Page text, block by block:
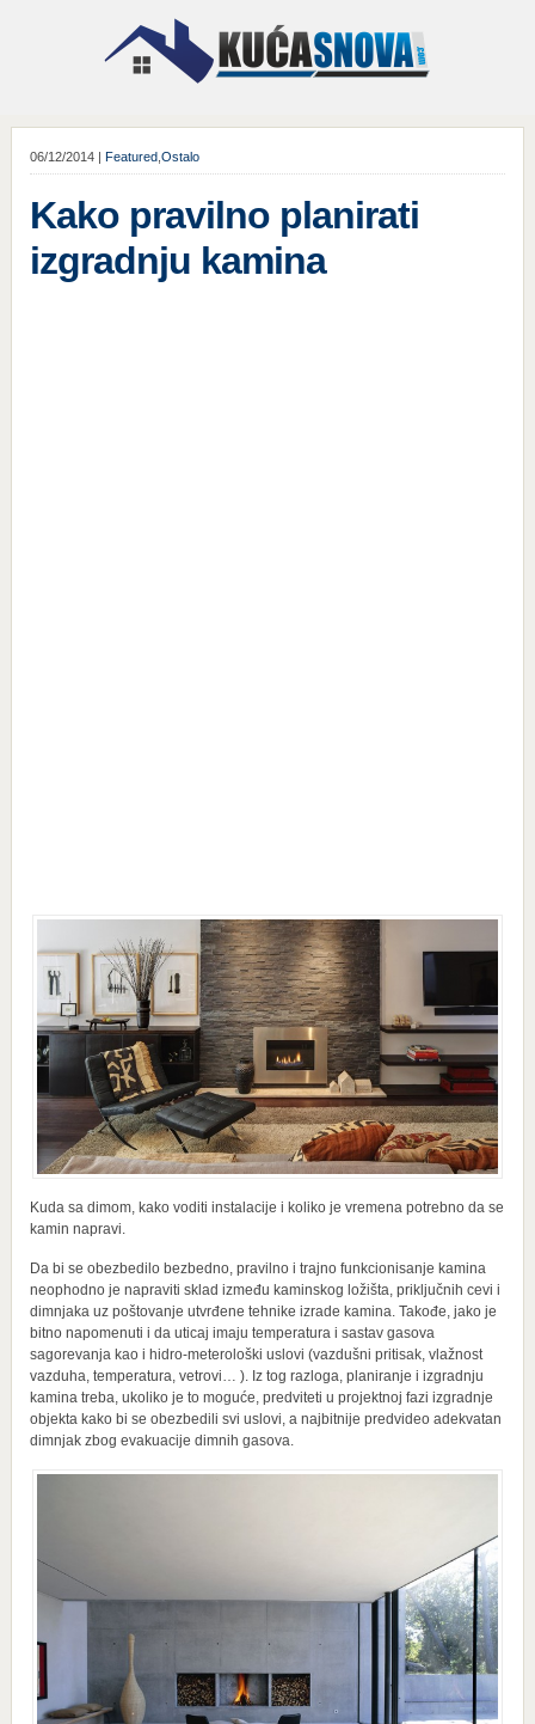
06/12/2014 | Featured, Ostalo
Kako pravilno planirati
izgradnju kamina
Kuda sa dimom, kako voditi instalacije i koliko je vremena potrebno da se
kamin napravi.
Da bi se obezbedilo bezbedno, pravilno i trajno funkcionisanje kamina
neophodno je napraviti sklad između kaminskog ložišta, priključnih cevi i
dimnjaka uz poštovanje utvrđene tehnike izrade kamina. Takođe, jako je
bitno napomenuti i da uticaj imaju temperatura i sastav gasova
sagorevanja kao i hidro-meterološki uslovi (vazdušni pritisak, vlažnost
vazduha, temperatura, vetrovi… ). Iz tog razloga, planiranje i izgradnju
kamina treba, ukoliko je to moguće, predviteti u projektnoj fazi izgradnje
objekta kako bi se obezbedili svi uslovi, a najbitnije predvideo adekvatan
dimnjak zbog evakuacije dimnih gasova.